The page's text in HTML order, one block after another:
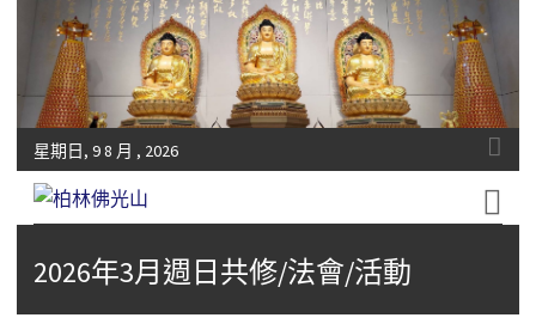
星期日, 9 8 月 , 2026
Fo-Guang-Shan-Tempel, Berlin e.V.
2026年3月週日共修/法會/活動